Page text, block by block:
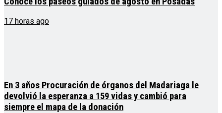
17 horas ago
En 3 años Procuración de órganos del Madariaga le
devolvió la esperanza a 159 vidas y cambió para
siempre el mapa de la donación